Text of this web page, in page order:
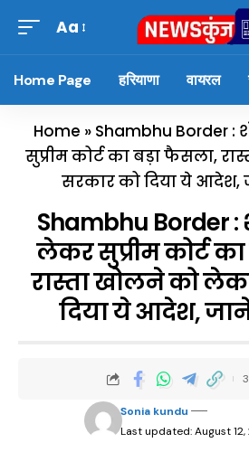
Aa
Home Page हरियाणा वायरल
Home » Shambhu Border :
सुप्रीम कोर्ट का बड़ा फैसला,
सरकार को दिया ये आदेश,
Shambhu Border :
लेकर सुप्रीम कोर्ट
रास्ता खोलने को
दिया ये आदेश,
Last updated: August
Sonia kundu